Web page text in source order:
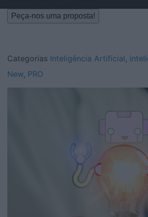
Peça-nos uma proposta!
Categorias Inteligência Artificial,
New, PRO